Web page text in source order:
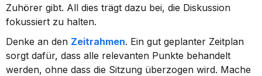
Zuhörer gibt. All dies trägt dazu bei, die Diskussion
fokussiert zu halten.
Denke an den Zeitrahmen. Ein gut geplanter Zeitplan
sorgt dafür, dass alle relevanten Punkte behandelt
werden, ohne dass die Sitzung überzogen wird. Mache